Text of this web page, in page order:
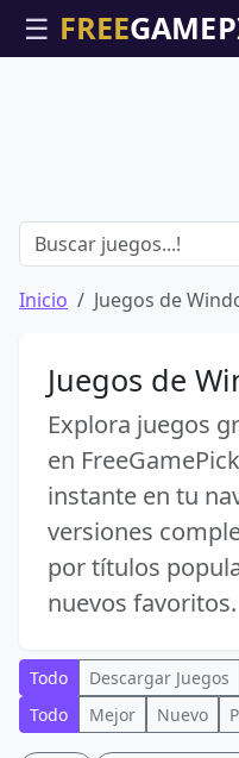
☰
Inicio Juegos de
Juegos de
Explora juegos
en
instante en tu
versiones
por títulos
nuevos favoritos.
Todo Descargar Juegos
Todo
Mejor Nuevo